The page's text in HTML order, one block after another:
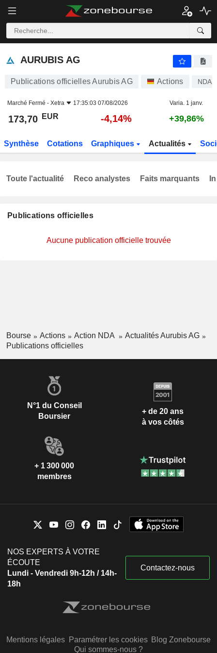
AURUBIS AG
AURUBIS AG
Publications officielles Aurubis AG Actions NDA
Marché Fermé - Xetra 17:35:03 07/08/2026 Varia. 1 janv.
173,70 EUR -4,14% +39,86%
Synthèse Cotations Graphiques Actualités
Publications officielles
Aucune publication officielle trouvée
Toute l'actualité Reco analystes Faits marquants
Bourse Actions Action NDA
Actualités Aurubis AG
Publications officielles
N°1 du Conseil
Boursier
+ de 20 ans
à vos côtés
+ 1 300 000
membres
NOS EXPERTS À VOTRE
ÉCOUTE
Lundi - Vendredi 9h-12h / 14h-
18h
Contactez-nous
Mentions légales Paramétrer les cookies Blog Zonebourse
Qui sommes-nous ?